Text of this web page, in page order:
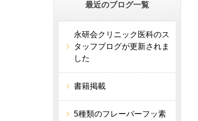
最近のブログ一覧
永研会クリニック医科のス
タッフブログが更新されま
した
書籍掲載
5種類のフレーバーフッ素